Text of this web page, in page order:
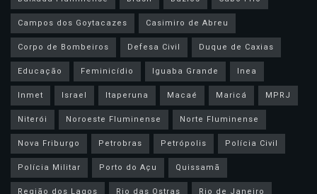
Campos dos Goytacazes
Casimiro de Abreu
Corpo de Bombeiros
Defesa Civil
Duque de Caxias
Educação
Feminicídio Iguaba Grande
Inea
Inmet
Israel Itaperuna Macaé Maricá
MPRJ
Niterói
Noroeste Fluminense
Norte Fluminense
Nova Friburgo
Petrobras Petrópolis
Polícia Civil
Polícia Militar
Porto do Açu
Quissamã
Região dos Lagos
Rio das Ostras
Rio de Janeiro